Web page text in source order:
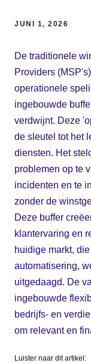
JUNI 1, 2026
De traditionele
Providers
operationele
ingebouwde
verdwijnt. Deze
de sleutel tot het
diensten. Het
problemen op te
incidenten en te
zonder de
Deze buffer
klantervaring en
huidige markt,
automatisering,
uitgedaagd. De
ingebouwde
bedrijfs- en
om relevant en
Luister naar dit artikel: